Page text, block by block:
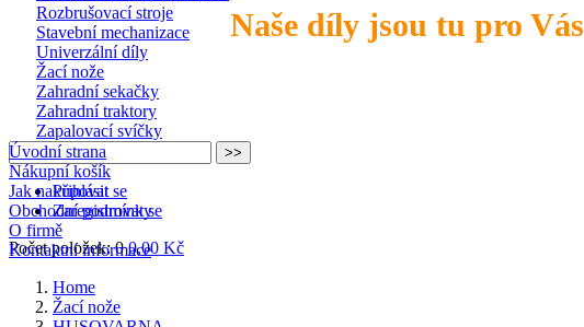
Naše díly jsou tu pro Vás
Rozbrušovací stroje
Stavební mechanizace
Univerzální díly
Žací nože
Zahradní sekačky
Zahradní traktory
Zapalovací svíčky
Přihlásit se
Zaregistrovat se
Počet položek: 0 0,00 Kč
Úvodní strana
Nákupní košík
Jak nakupovat
Obchodní podmínky
O firmě
Kontaktní informace
Home
Žací nože